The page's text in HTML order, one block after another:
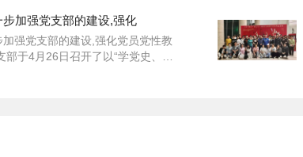
“学法懂法守初心”民法典知识抢答赛圆满举行
我院开展意识形态安全及舆情处置专题讲座
第二届建设教育强国·高等教育改革发展论坛｜“指南”正式发布，平行论坛精彩纷呈！
加强党支部的建设,强化
强党支部的建设,强化党员党性教
于4月26日召开了以“学党史、强